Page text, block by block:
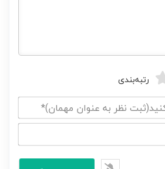
رتبه‌بندی